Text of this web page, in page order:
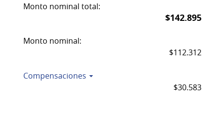
Monto nominal total:
$142.895
Monto nominal:
$112.312
Compensaciones
$30.583